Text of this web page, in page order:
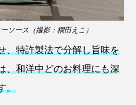
ケブカガニ ケラ
ロウ コイ
ソース（撮影：桐田えこ）
、特許製法で分解し旨味を
、和洋中どのお料理にも深
。